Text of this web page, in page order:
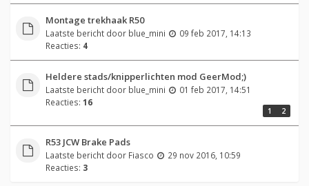
Montage trekhaak R50
Laatste bericht door blue_mini
09 feb 2017, 14:13
Reacties: 4
Heldere stads/knipperlichten mod GeerMod;)
Laatste bericht door blue_mini
01 feb 2017, 14:51
Reacties: 16
1 2
R53 JCW Brake Pads
Laatste bericht door Fiasco
29 nov 2016, 10:59
Reacties: 3